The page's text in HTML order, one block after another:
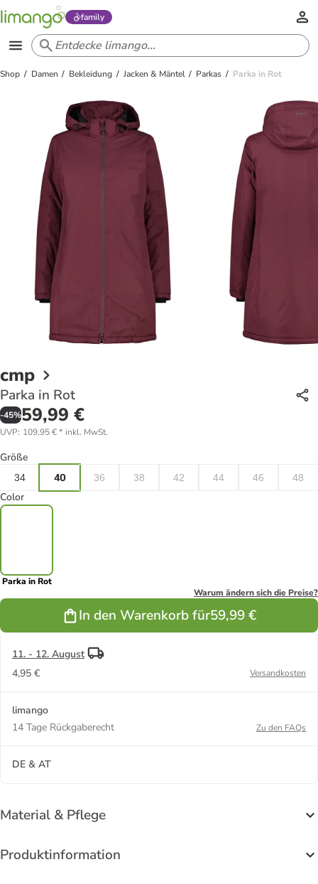
family
Shop Damen Bekleidung Jacken & Mäntel Parkas Parka in Rot
cmp
Parka in Rot
-45%59,99 €
UVP: 109,95 €* inkl. MwSt.
Größe
34 40 36 38 42 44 46 48
Color
Parka in Rot
Warum ändern sich die Preise?
In den Warenkorb für59,99 €
11. - 12. August
4,95 €
Versandkosten
limango
14 Tage Rückgaberecht
Zu den FAQs
DE & AT
Material & Pflege
Produktinformation